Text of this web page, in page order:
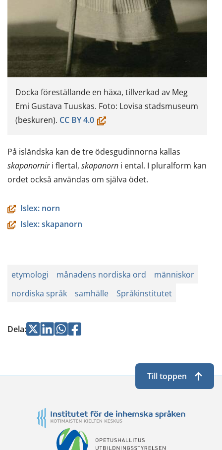
Docka föreställande en häxa, tillverkad av Meg
Emi Gustava Tuuskas. Foto: Lovisa stadsmuseum
(beskuren). CC BY 4.0(öppnas
ett
fönster,
På isländska kan de tre ödesgudinnorna kallas
skapanorniri flertal, skapanorn i ental. I pluralform kan
ordet också användas om själva ödet.
Islex: norn
Islex: skapanorn
etymologi månadens nordiska ord
människor
nordiska språk
samhälle Språkinstitutet
Dela:Jaa Jaa Jaa
Jaa
Till toppen